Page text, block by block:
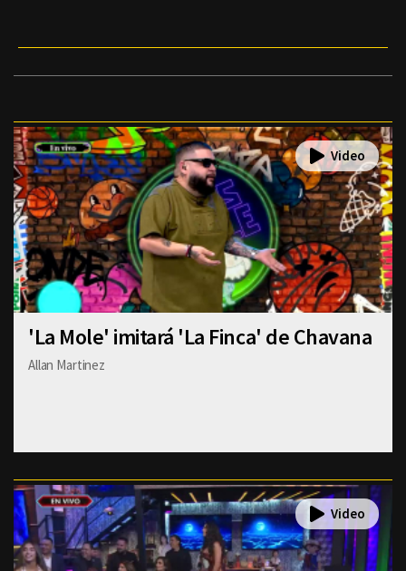
'La Mole' imitará 'La Finca' de Chavana
Allan Martinez